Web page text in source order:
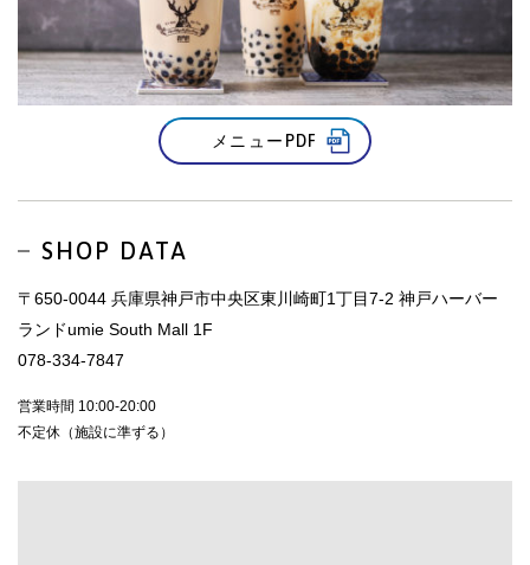
メニューPDF
SHOP DATA
〒650-0044 兵庫県神戸市中央区東川崎町1丁目7-2 神戸ハーバー
ランドumie South Mall 1F
078-334-7847
営業時間 10:00-20:00
不定休（施設に準ずる）